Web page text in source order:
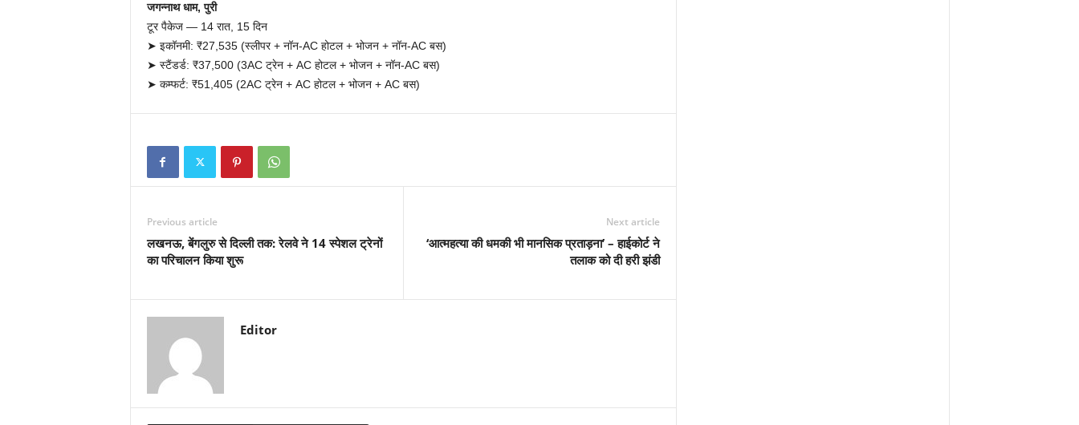
जगन्नाथ धाम, पुरी
टूर पैकेज — 14 रात, 15 दिन
➤ इकॉनमी: ₹27,535 (स्लीपर + नॉन-AC होटल + भोजन + नॉन-AC बस)
➤ स्टैंडर्ड: ₹37,500 (3AC ट्रेन + AC होटल + भोजन + नॉन-AC बस)
➤ कम्फर्ट: ₹51,405 (2AC ट्रेन + AC होटल + भोजन + AC बस)
Previous article
लखनऊ, बेंगलुरु से दिल्ली तक: रेलवे ने 14 स्पेशल ट्रेनों
का परिचालन किया शुरू
Next article
‘आत्महत्या की धमकी भी मानसिक प्रताड़ना’ – हाईकोर्ट ने
तलाक को दी हरी झंडी
Editor